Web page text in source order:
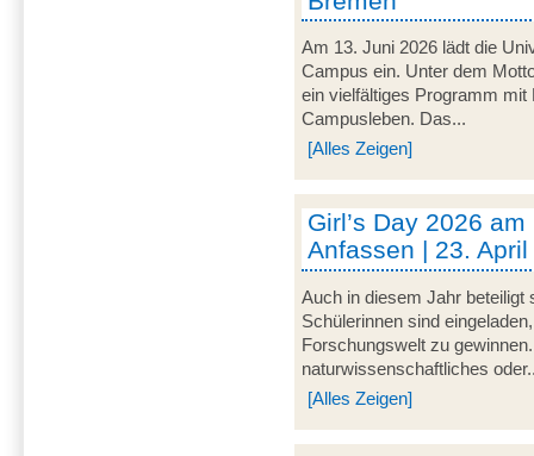
Am 13. Juni 2026 lädt die
Campus ein. Unter dem
ein vielfältiges Programm
Campusleben. Das...
[Alles Zeigen]
Girl’s Day 2026
Anfassen | 23.
Auch in diesem Jahr beteiligt
Schülerinnen sind
Forschungswelt zu
naturwissenschaftliches
[Alles Zeigen]